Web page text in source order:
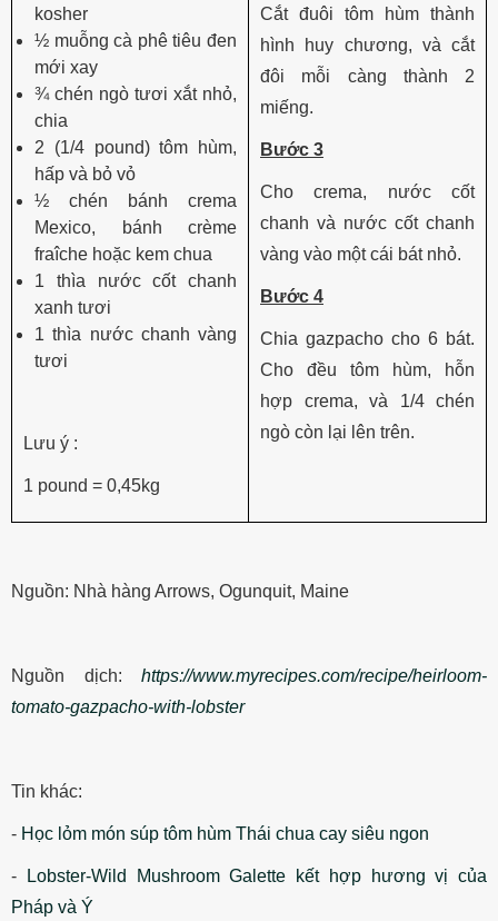
kosher
½ muỗng cà phê tiêu đen
mới xay
¾ chén ngò tươi xắt nhỏ,
chia
2 (1/4 pound) tôm hùm,
hấp và bỏ vỏ
½ chén bánh crema
Mexico, bánh crème
fraîche hoặc kem chua
1 thìa nước cốt chanh
xanh tươi
1 thìa nước chanh vàng
tươi
Lưu ý :
1 pound = 0,45kg
Cắt đuôi tôm hùm thành
hình huy chương, và cắt
đôi mỗi càng thành 2
miếng.
Bước 3
Cho crema, nước cốt
chanh và nước cốt chanh
vàng vào một cái bát nhỏ.
Bước 4
Chia gazpacho cho 6 bát.
Cho đều tôm hùm, hỗn
hợp crema, và 1/4 chén
ngò còn lại lên trên.
Nguồn: Nhà hàng Arrows, Ogunquit, Maine
Nguồn dịch: https://www.myrecipes.com/recipe/heirloom-
tomato-gazpacho-with-lobster
Tin khác:
- Học lỏm món súp tôm hùm Thái chua cay siêu ngon
-
Lobster-Wild Mushroom Galette kết hợp hương vị của
Pháp và Ý